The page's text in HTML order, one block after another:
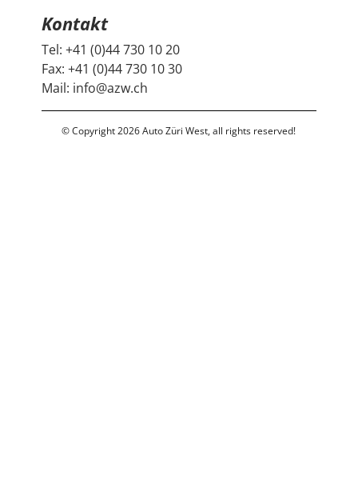
Kontakt
Tel:+41 (0)44 730 10 20
Fax:+41 (0)44 730 10 30
Mail: info@azw.ch
© Copyright 2026 Auto Züri West, all rights reserved!